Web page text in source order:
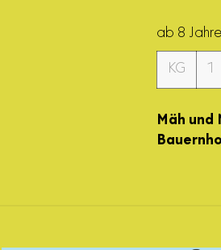
ab 8
KG 1
Mäh und